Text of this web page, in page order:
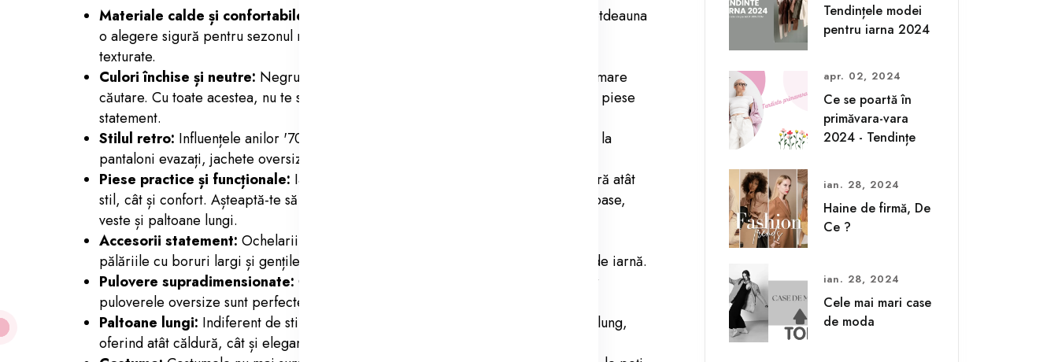
Materiale calde și confortabile:
Blana ecologică, lână, cașmir și tweed sunt întotdeauna
o alegere sigură pentru sezonul rece. Așteaptă-te să vezi multe piese oversize și
texturate.
Culori închise și neutre: Negrul, griul, bleumarinul și nuanțele de maro vor fi la mare
căutare. Cu toate acestea, nu te sfii să adaugi accente de culoare cu accesorii sau piese
statement.
Stilul retro: Influențele anilor '70 și '90 vor continua să fie prezente. Gândește-te la
pantaloni evazați, jachete oversized, cizme înalte și accesorii statement.
Piese practice și funcționale: Iarna 2024 va fi despre îmbrăcăminte care îți oferă atât
stil, cât și confort. Așteaptă-te să vezi multe haine în straturi, precum pulovere groase,
veste și paltoane lungi.
Accesorii statement: Ochelarii de soare cu rame groase, mănușile voluminoase,
pălăriile cu boruri largi și gențile cu lanțuri vor fi elemente cheie ale garderobei de iarnă.
Pulovere supradimensionate: Confortul este cuvântul cheie al acestui sezon, iar
puloverele oversize sunt perfecte pentru a crea un look relaxat și casual.
Paltoane lungi: Indiferent de stilul tău, un palton lung este o investiție pe termen lung,
oferind atât căldură, cât și eleganță.
Tendințele modei
pentru iarna 2024
apr. 02, 2024
Ce se poartă în
primăvara-vara
2024 - Tendințe
ian. 28, 2024
Haine de firmă, De
Ce ?
ian. 28, 2024
Cele mai mari case
de moda